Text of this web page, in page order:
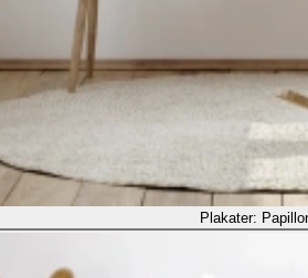
Plakater: